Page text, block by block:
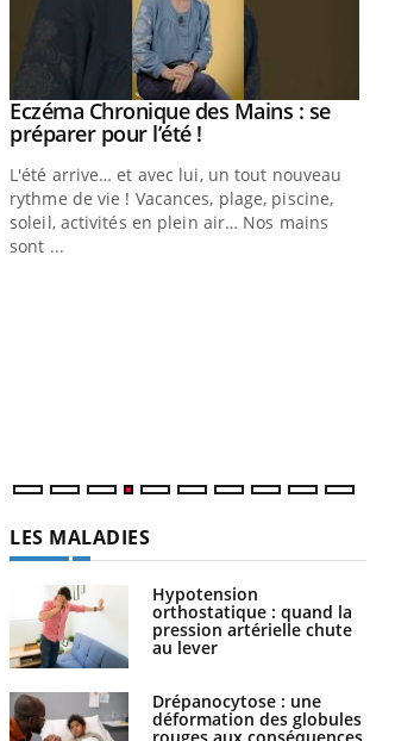
Les troubles du sommeil modifient
votre cerveau !
Youtube
Eczéma Chronique des Mains : se
préparer pour l’été !Youtube
L'été arrive… et avec lui, un tout nouveau
rythme de vie ! Vacances, plage, piscine,
soleil, activités en plein air… Nos mains
sont ...
LES MALADIES
Hypotension
orthostatique : quand la
pression artérielle chute
au lever
Drépanocytose : une
déformation des globules
rouges aux conséquences